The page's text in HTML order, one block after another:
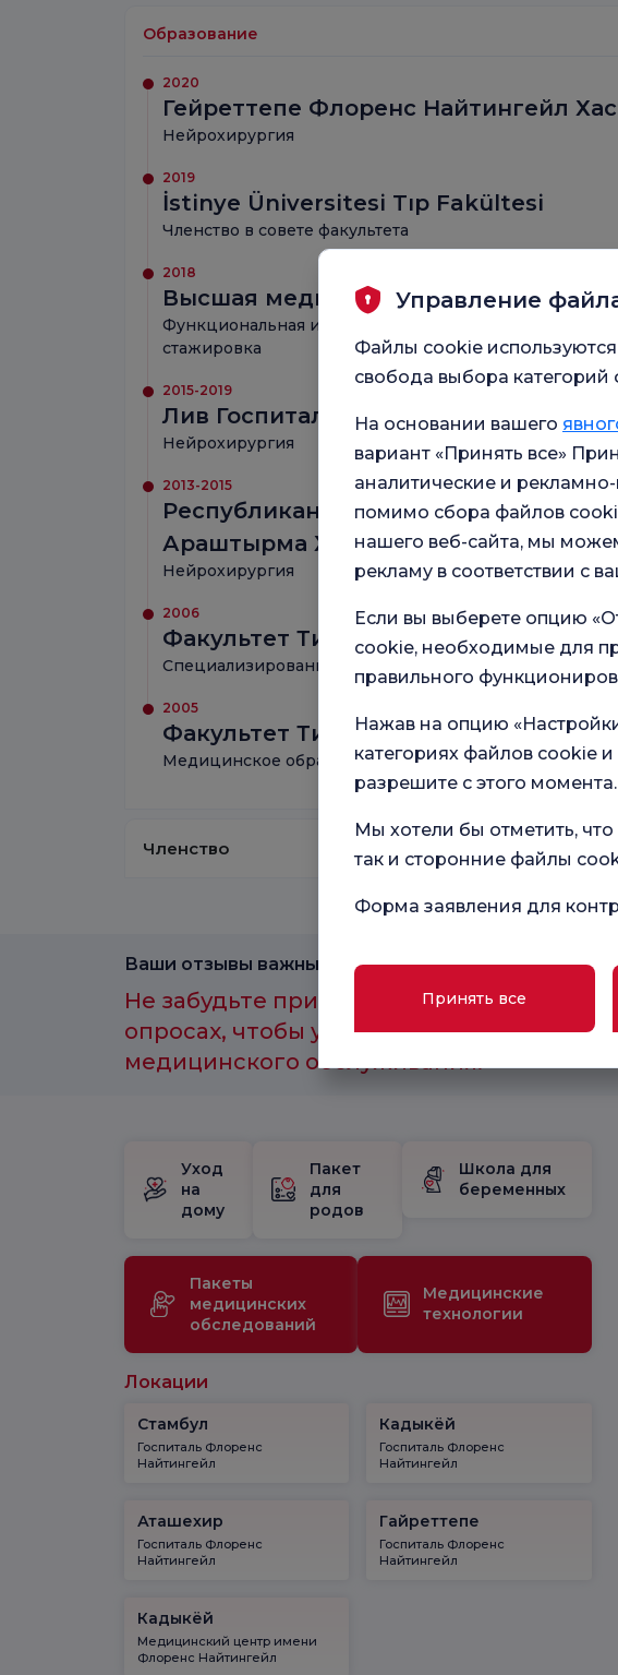
Образование
2020
Гейреттепе Флоренс Найтингейл
Нейрохирургия
2019
İstinye Üniversitesi Tıp Fakültesi
Членство в совете факультета
2018
Высшая медицинская школа
Функциональная и стереотаксическая нейрохирургия
стажировка
2015-2019
Лив Госпиталь Улус
Нейрохирургия
2013-2015
Республиканская партия Таксим
Араштырма Хастанеси
Нейрохирургия
2006
Факультет Типа Cerrahpaşa
Специализированная подготовка
2005
Факультет Типа Стамбула
Медицинское образование
Членство
Уход
на
дому
Пакет
для
родов
Школа для
беременных
Пакеты
медицинских
обследований
Медицинские
технологии
Локации
Стамбул
Госпиталь Флоренс
Найтингейл
Кадыкёй
Госпиталь Флоренс
Найтингейл
Аташехир
Госпиталь Флоренс
Найтингейл
Гайреттепе
Госпиталь Флоренс
Найтингейл
Кадыкёй
Медицинский центр имени
Флоренс Найтингейл
Ваши отзывы важны для нас.
Не забудьте принять участие в наших
опросах, чтобы улучшить качество
медицинского обслуживания.
Управление
Файлы cookie используются
свобода выбора
На основании вашего
вариант «Принять все»
аналитические и
помимо сбора файлов
нашего веб-сайта, мы
рекламу в соответствии с
Если вы выберете опцию
cookie, необходимые для
правильного
Нажав на опцию
категориях файлов cookie
разрешите с этого момента.
Мы хотели бы отметить,
так и сторонние файлы
Форма заявления для
Принять все